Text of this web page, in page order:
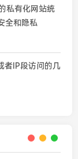
私有化网站统
全和隐私
者IP段访问的几